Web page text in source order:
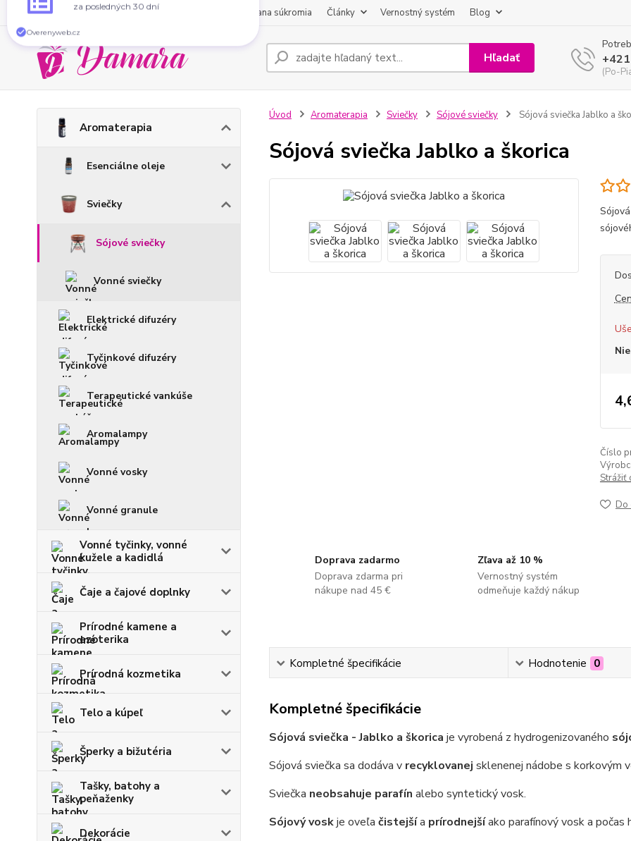
O nás Obchodné podmienky Ochrana súkromia Články Vernostný systém Blog
Hľadať
(Po-
Aromaterapia
Esenciálne oleje
Sviečky
Sójové sviečky
Vonné sviečky
Elektrické difuzéry
Tyčinkové difuzéry
Terapeutické vankúše
Aromalampy
Vonné vosky
Vonné granule
Vonné tyčinky, vonné
kužele a kadidlá
Čaje a čajové doplnky
Prírodné kamene a
ezoterika
Prírodná kozmetika
Telo a kúpeľ
Šperky a bižutéria
Tašky, batohy a
peňaženky
Dekorácie
Úvod Aromaterapia Sviečky Sójové sviečky Sójová sviečka Jablko a
Sójová sviečka Jablko a škorica
Číslo
Strážiť
Do
Doprava zadarmo
Doprava zdarma pri
nákupe nad 45 €
Zľava až 10 %
Vernostný systém
odmeňuje každý nákup
Kompletné špecifikácie Hodnotenie 0
Kompletné špecifikácie
Sójová sviečka - Jablko a škorica je vyrobená z hydrogenizovaného
Sójová sviečka sa dodáva v recyklovanej sklenenej nádobe s korkovým
Sviečka neobsahuje parafín alebo syntetický vosk.
Sójový voskje oveľa čistejšía prírodnejšíako parafínový vosk a počas
navštívilo túto stránku
za posledných 30 dní
Overenyweb.cz